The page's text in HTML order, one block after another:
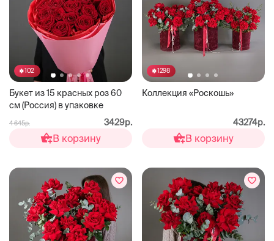
102
Букет из 15 красных роз 60
см (Россия) в упаковке
4 645р. 3429р.
В корзину
1298
Коллекция «Роскошь»
43274р.
В корзину